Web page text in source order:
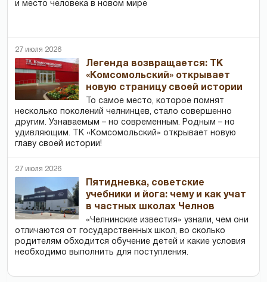
и место человека в новом мире
27 июля 2026
Легенда возвращается: ТК
«Комсомольский» открывает
новую страницу своей истории
То самое место, которое помнят
несколько поколений челнинцев, стало совершенно
другим. Узнаваемым – но современным. Родным – но
удивляющим. ТК «Комсомольский» открывает новую
главу своей истории!
27 июля 2026
Пятидневка, советские
учебники и йога: чему и как учат
в частных школах Челнов
«Челнинские известия» узнали, чем они
отличаются от государственных школ, во сколько
родителям обходится обучение детей и какие условия
необходимо выполнить для поступления.